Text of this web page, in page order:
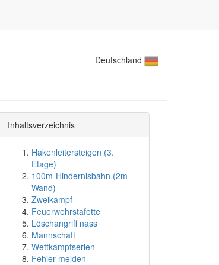
Deutschland
Inhaltsverzeichnis
Hakenleitersteigen (3.
Etage)
100m-Hindernisbahn (2m
Wand)
Zweikampf
Feuerwehrstafette
Löschangriff nass
Mannschaft
Wettkampfserien
Fehler melden